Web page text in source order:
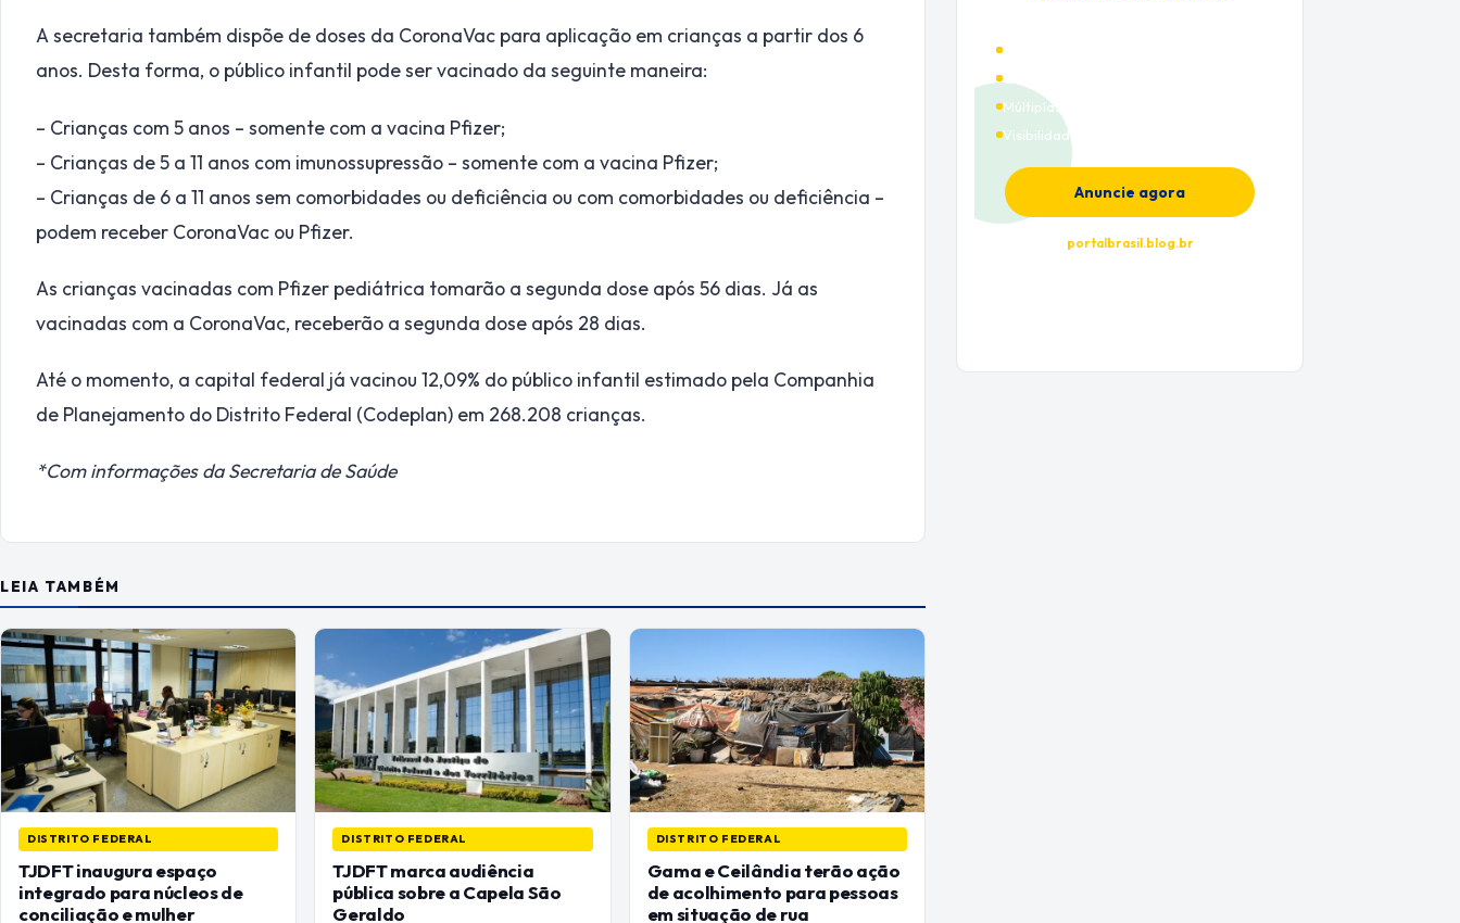
A secretaria também dispõe de doses da CoronaVac para aplicação em crianças a partir dos 6
anos. Desta forma, o público infantil pode ser vacinado da seguinte maneira:
– Crianças com 5 anos – somente com a vacina Pfizer;
– Crianças de 5 a 11 anos com imunossupressão – somente com a vacina Pfizer;
– Crianças de 6 a 11 anos sem comorbidades ou deficiência ou com comorbidades ou deficiência –
podem receber CoronaVac ou Pfizer.
As crianças vacinadas com Pfizer pediátrica tomarão a segunda dose após 56 dias. Já as
vacinadas com a CoronaVac, receberão a segunda dose após 28 dias.
Até o momento, a capital federal já vacinou 12,09% do público infantil estimado pela Companhia
de Planejamento do Distrito Federal (Codeplan) em 268.208 crianças.
*Com informações da Secretaria de Saúde
LEIA TAMBÉM
DISTRITO FEDERAL
TJDFT inaugura espaço
integrado para núcleos de
conciliação e mulher
DISTRITO FEDERAL
TJDFT marca audiência
pública sobre a Capela São
Geraldo
DISTRITO FEDERAL
Gama e Ceilândia terão ação
de acolhimento para pessoas
em situação de rua
Múltiplas categorias
Visibilidade premium
Anuncie agora
portalbrasil.blog.br